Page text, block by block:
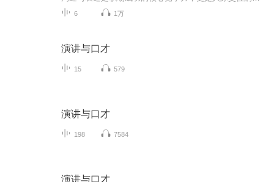
6 1万
演讲与口才
15 579
演讲与口才
198 7584
演讲与口才